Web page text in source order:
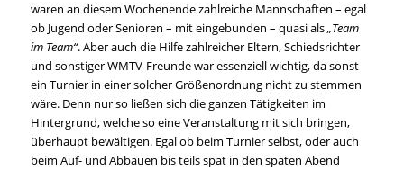
waren an diesem Wochenende zahlreiche Mannschaften – egal
ob Jugend oder Senioren – mit eingebunden – quasi als„Team
im Team“. Aber auch die Hilfe zahlreicher Eltern, Schiedsrichter
und sonstiger WMTV-Freunde war essenziell wichtig, da sonst
ein Turnier in einer solcher Größenordnung nicht zu stemmen
wäre. Denn nur so ließen sich die ganzen Tätigkeiten im
Hintergrund, welche so eine Veranstaltung mit sich bringen,
überhaupt bewältigen. Egal ob beim Turnier selbst, oder auch
beim Auf- und Abbauen bis teils spät in den späten Abend